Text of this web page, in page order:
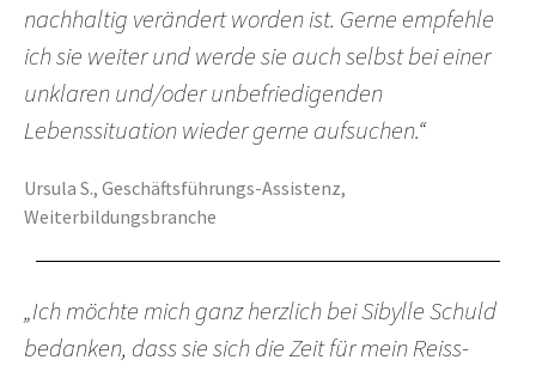
nachhaltig verändert worden ist. Gerne empfehle
ich sie weiter und werde sie auch selbst bei einer
unklaren und/oder unbefriedigenden
Lebenssituation wieder gerne aufsuchen.“
Ursula S., Geschäftsführungs-Assistenz,
Weiterbildungsbranche
„Ich möchte mich ganz herzlich bei Sibylle Schuld
bedanken, dass sie sich die Zeit für mein Reiss-